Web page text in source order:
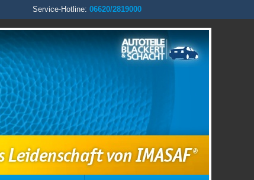
Service-Hotline: 06620/2819000